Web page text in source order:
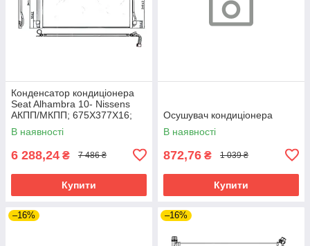
Конденсатор кондиціонера
Seat Alhambra 10- Nissens
АКПП/МКПП; 675X377X16;
+осушувач (1.4 TSI/2.0
TDI/2.0 TSI/1.8 TSI)
В наявності
6 288,24 ₴ 7 486 ₴
Купити
Осушувач кондиціонера
В наявності
872,76 ₴ 1 039 ₴
Купити
–16% –16%